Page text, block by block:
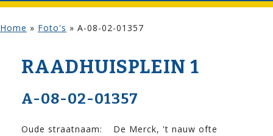
Home » Foto's » A-08-02-01357
RAADHUISPLEIN 1
A-08-02-01357
Oude straatnaam:
De Merck, 't nauw ofte